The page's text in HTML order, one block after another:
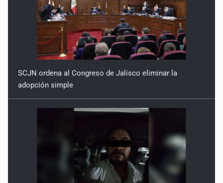
SCJN ordena al Congreso de Jalisco eliminar la
adopción simple